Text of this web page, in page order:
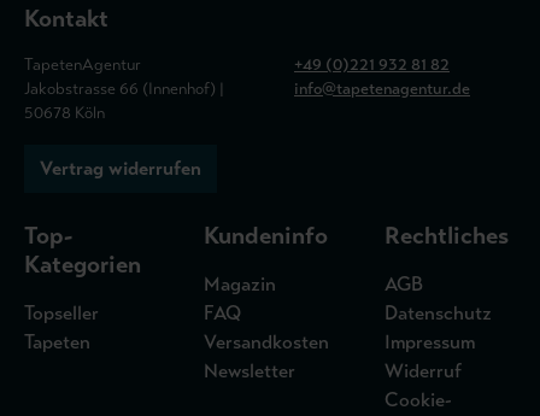
Kontakt
TapetenAgentur
Jakobstrasse 66 (Innenhof) |
50678 Köln
+49 (0)221 932 81 82
info@tapetenagentur.de
Vertrag widerrufen
Top-
Kategorien
Topseller
Tapeten
Kundeninfo
Magazin
FAQ
Versandkosten
Newsletter
Rechtliches
AGB
Datenschutz
Impressum
Widerruf
Cookie-